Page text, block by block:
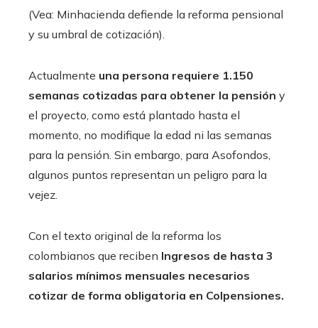
(Vea: Minhacienda defiende la reforma pensional
y su umbral de cotización).
Actualmente una persona requiere 1.150
semanas cotizadas para obtener la pensión y
el proyecto, como está plantado hasta el
momento, no modifique la edad ni las semanas
para la pensión. Sin embargo, para Asofondos,
algunos puntos representan un peligro para la
vejez.
Con el texto original de la reforma los
colombianos que reciben Ingresos de hasta 3
salarios mínimos mensuales necesarios
cotizar de forma obligatoria en Colpensiones.